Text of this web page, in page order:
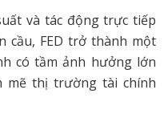
và tác động trực tiếp
cầu, FED trở thành một
có tầm ảnh hưởng lớn
mẽ thị trường tài chính